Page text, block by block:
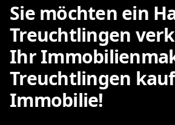
Sie möchten ein
Treuchtlingen
Ihr
Treuchtlingen
Immobilie!